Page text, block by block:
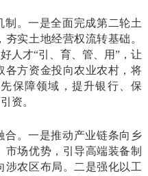
。一是全面完成第二轮土
实土地经营权流转基础。
人才“引、育、管、用”，让
各方资金投向农业农村，将
保障领域，提升银行、保
资。
合。一是推动产业链条向乡
场优势，引导高端装备制
涉农区布局。二是强化以工